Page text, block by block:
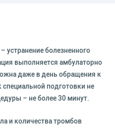
устранение болезненного
выполняется амбулаторно
даже в день обращения к
специальной подготовки не
– не более 30 минут.
и количества тромбов